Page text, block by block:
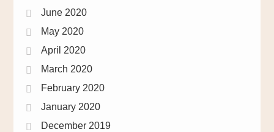
June 2020
May 2020
April 2020
March 2020
February 2020
January 2020
December 2019